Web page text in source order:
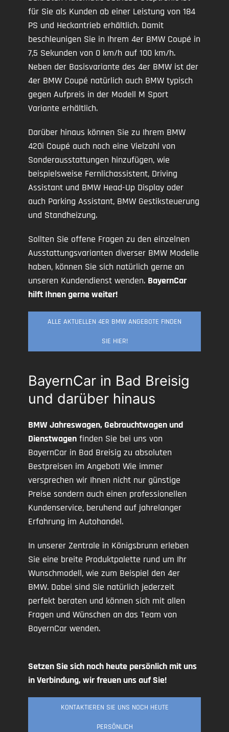
für Sie als Kunden ab einer Leistung von 184
PS und Heckantrieb erhältlich. Damit
beschleunigen Sie in Ihrem 4er BMW Coupé in
7,5 Sekunden von 0 km/h auf 100 km/h.
Neben der Basisvariante des 4er BMW ist der
4er BMW Coupé natürlich auch BMW typisch
gegen Aufpreis in der Modell M Sport
Variante erhältlich.
Darüber hinaus können Sie zu Ihrem BMW
420i Coupé auch noch eine Vielzahl von
Sonderausstattungen hinzufügen, wie
beispielsweise Fernlichassistent, Driving
Assistant und BMW Head-Up Display oder
auch Parking Assistant, BMW Gestiksteuerung
und Standheizung.
Sollten Sie offene Fragen zu den einzelnen
Ausstattungsvarianten diverser BMW Modelle
haben, können Sie sich natürlich gerne an
unseren Kundendienst wenden. BayernCar
hilft Ihnen gerne weiter!
ALLE AKTUELLEN 4ER BMW ANGEBOTE FINDEN
SIE HIER!
BayernCar in Bad Breisig
und darüber hinaus
BMW Jahreswagen, Gebrauchtwagen und
Dienstwagen finden Sie bei uns von
BayernCar in Bad Breisig zu absoluten
Bestpreisen im Angebot! Wie immer
versprechen wir Ihnen nicht nur günstige
Preise sondern auch einen professionellen
Kundenservice, beruhend auf jahrelanger
Erfahrung im Autohandel.
In unserer Zentrale in Königsbrunn erleben
Sie eine breite Produktpalette rund um Ihr
Wunschmodell, wie zum Beispiel den 4er
BMW. Dabei sind Sie natürlich jederzeit
perfekt beraten und können sich mit allen
Fragen und Wünschen an das Team von
BayernCar wenden.
Setzen Sie sich noch heute persönlich mit uns
in Verbindung, wir freuen uns auf Sie!
KONTAKTIEREN SIE UNS NOCH HEUTE
PERSÖNLICH